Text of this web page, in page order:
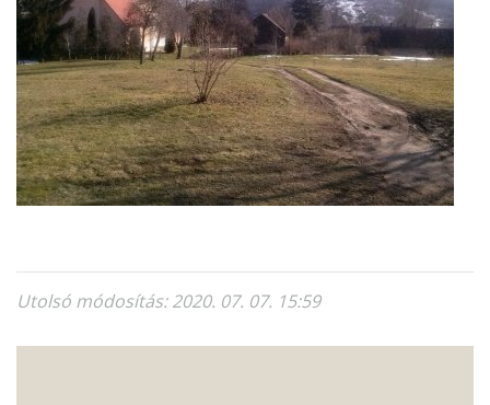
Utolsó módosítás: 2020. 07. 07. 15:59